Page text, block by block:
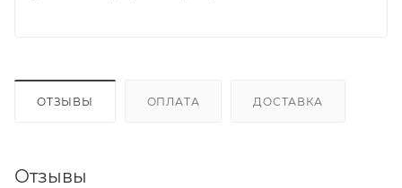
ОТЗЫВЫ ОПЛАТА ДОСТАВКА
Отзывы